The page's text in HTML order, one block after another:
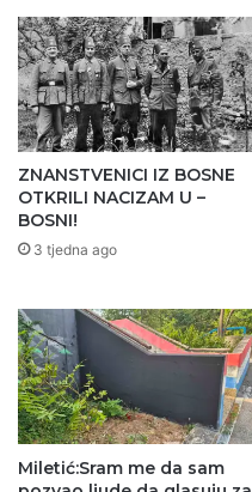
ZNANSTVENICI IZ BOSNE
OTKRILI NACIZAM U –
BOSNI!
3 tjedna ago
Miletić:Sram me da sam